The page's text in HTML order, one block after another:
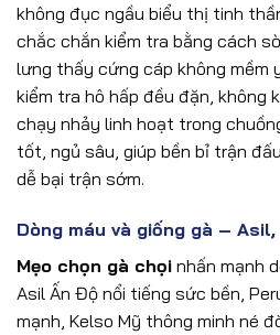
không đục ngầu biểu thị tinh
chắc chắn kiểm tra bằng cách
lưng thấy cứng cáp không mềm
kiểm tra hô hấp đều đặn, không
chạy nhảy linh hoạt trong
tốt, ngủ sâu, giúp bền bỉ trận
dễ bại trận sớm.
Dòng máu và giống gà –
Mẹo chọn gà chọi nhấn mạnh
Asil Ấn Độ nổi tiếng sức bền,
mạnh, Kelso Mỹ thông minh né